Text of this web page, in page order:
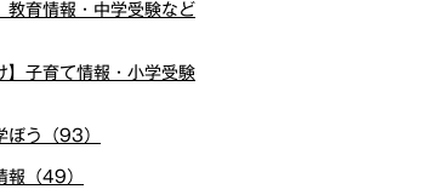
教育情報・中学受験など
】子育て情報・小学受験
ぼう（93）
報（49）